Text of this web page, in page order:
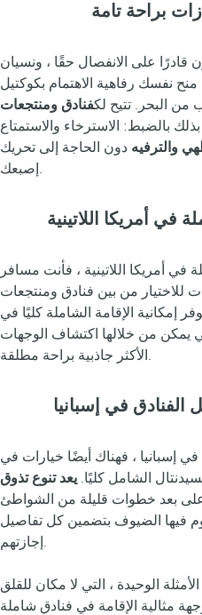
براحة تامة
قادرًا على الانفصال حقًا ، ونسيان
نفسك رفاهية الاهتمام بكوكتيل
البحر. تتيح لكفنادق ومنتجعات
بذلك بالضبط: الاسترخاء والاستمتاع
والترفيه دون الحاجة إلى تحريك
إصبعك.
في أمريكا اللاتينية
في أمريكا اللاتينية ، فأنت مسافر
للاختيار من بين فنادق ومنتجعات
إمكانية الإقامة الشاملة كليًا في
يمكن من خلالها اكتشاف الوجهات
الأكثر جاذبية براحة مطلقة.
في إسبانيا
إسبانيا ، فهناك أيضًا خيارات في
الشامل كليًا. يعد تنوع تذوق
بعد خطوات قليلة من الشواطئ
فيها الضيوف بتضمين كل تفاصيل
إجازتهم.
الوحيدة ، التي لا مكان للقلق
مثالية الإقامة في فنادق شاملة